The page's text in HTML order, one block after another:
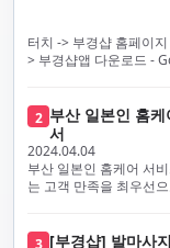
터치 -> 부경샵 홈페이
> 부경샵앱 다운로드 -
스의 모든 과정을 후불
기 위한 부경샵의 약속
제공하는 깨끗하고 전문
랑스럽게 생각합니다.
위한 부경샵의 노력의
하고 개인의 건강 상태
2 부산 일본인 홈
서
2024.04.04
부산 일본인 홈케어 서
는 고객 만족을 최우선
프리미엄 부산 일본인
3 [부경샵] 발마사